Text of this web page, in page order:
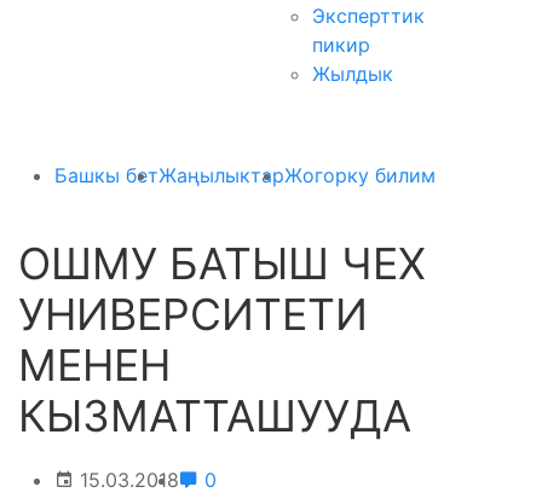
Эксперттик
пикир
Жылдык
Башкы бетЖаңылыктарЖогорку билим
ОШМУ БАТЫШ ЧЕХ
УНИВЕРСИТЕТИ
МЕНЕН
КЫЗМАТТАШУУДА
15.03.2018 0